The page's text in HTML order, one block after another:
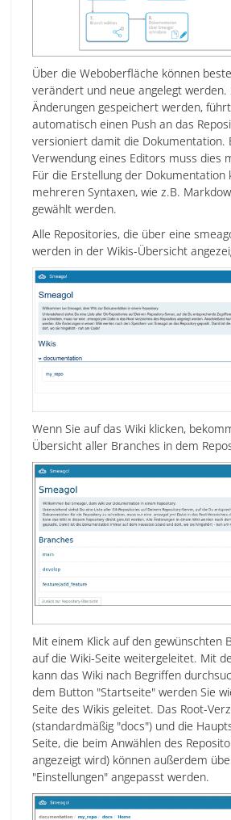
Über die Weboberfläche können
verändert und neue angelegt werden.
Änderungen gespeichert werden,
automatisch einen Push an das
versioniert damit die Dokumentation.
Verwendung eines Editors muss dies
Für die Erstellung der Dokumentation
mehreren Syntaxen, wie z.B.
gewählt werden.
Alle Repositories, die über eine
werden in der Wikis-Übersicht
Wenn Sie auf das Wiki klicken,
Übersicht aller Branches in dem
Mit einem Klick auf den gewünschten
auf die Wiki-Seite weitergeleitet. Mit
kann das Wiki nach Begriffen
dem Button "Startseite" werden Sie
Seite des Wikis geleitet. Das Root-
(standardmäßig "docs") und die
Seite, die beim Anwählen des
angezeigt wird) können außerdem
"Einstellungen" angepasst werden.